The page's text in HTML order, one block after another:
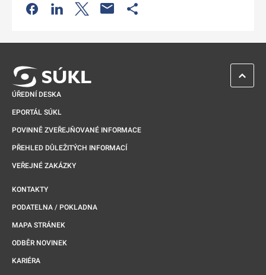
Odkaz se otevře na nové kartě
Odkaz se otevře na nové kartě
Odkaz se otevře na nové kartě
ÚŘEDNÍ DESKA
EPORTÁL SÚKL
POVINNĚ ZVEŘEJŇOVANÉ INFORMACE
PŘEHLED DŮLEŽITÝCH INFORMACÍ
VEŘEJNÉ ZAKÁZKY
KONTAKTY
PODATELNA / POKLADNA
MAPA STRÁNEK
ODBĚR NOVINEK
KARIÉRA
ZPĚT